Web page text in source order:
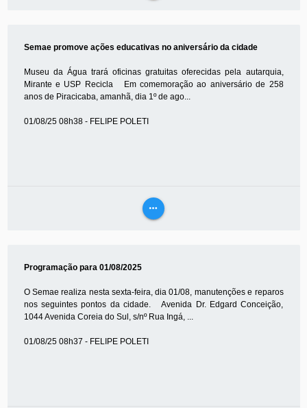
Semae promove ações educativas no aniversário da cidade
Museu da Água trará oficinas gratuitas oferecidas pela autarquia,
Mirante e USP Recicla Em comemoração ao aniversário de 258
anos de Piracicaba, amanhã, dia 1º de ago...
01/08/25 08h38 - FELIPE POLETI
more_horiz
Programação para 01/08/2025
O Semae realiza nesta sexta-feira, dia 01/08, manutenções e reparos
nos seguintes pontos da cidade. Avenida Dr. Edgard Conceição,
1044 Avenida Coreia do Sul, s/nº Rua Ingá, ...
01/08/25 08h37 - FELIPE POLETI